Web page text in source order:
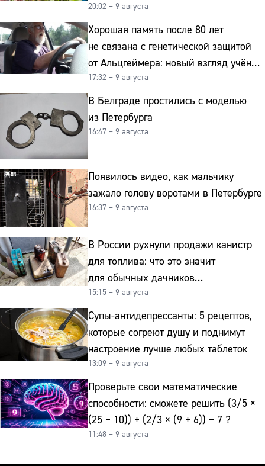
20:02 – 9 августа
Хорошая память после 80 лет
не связана с генетической защитой
от Альцгеймера: новый взгляд учёных
на старение мозга
17:32 – 9 августа
В Белграде простились с моделью
из Петербурга
16:47 – 9 августа
Появилось видео, как мальчику
зажало голову воротами в Петербурге
16:37 – 9 августа
В России рухнули продажи канистр
для топлива: что это значит
для обычных дачников
и автомобилистов
15:15 – 9 августа
Супы-антидепрессанты: 5 рецептов,
которые согреют душу и поднимут
настроение лучше любых таблеток
13:09 – 9 августа
Проверьте свои математические
способности: сможете решить (3/5 ×
(25 − 10)) + (2/3 × (9 + 6)) − 7 ?
11:48 – 9 августа